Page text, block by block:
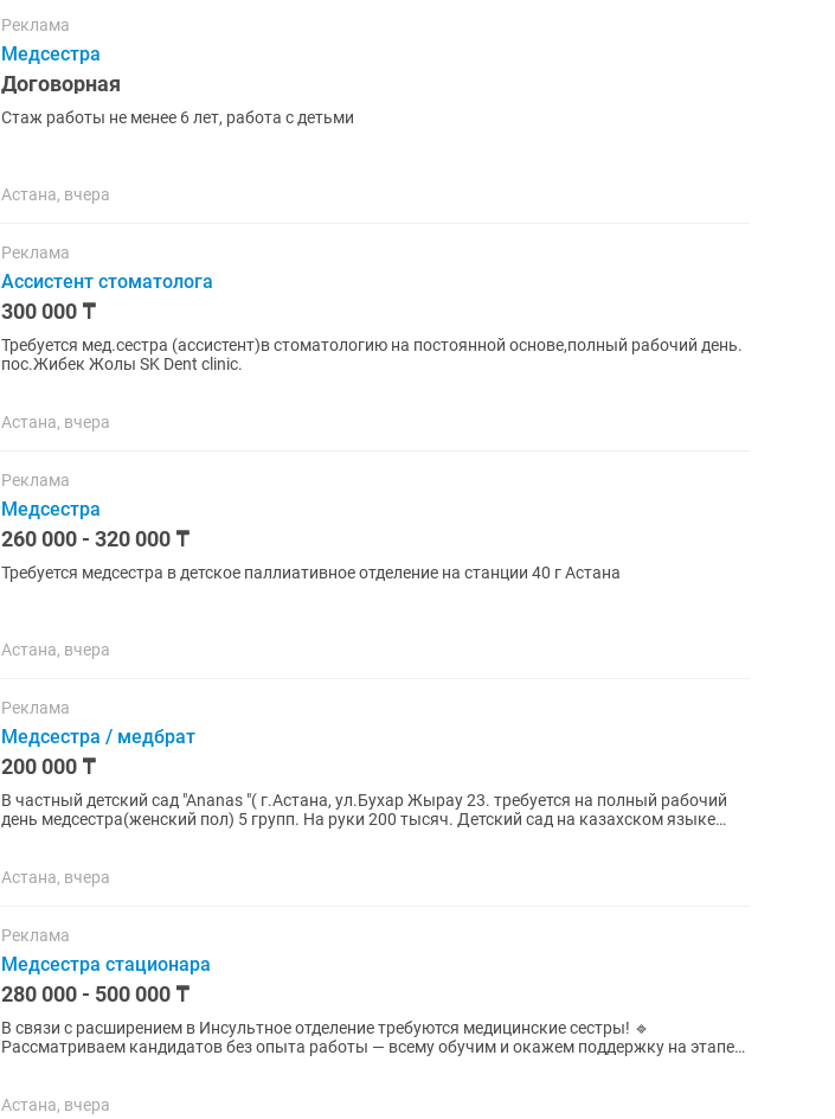
Реклама
Медсестра
Договорная
Стаж работы не менее 6 лет, работа с детьми
Астана, вчера
Реклама
Ассистент стоматолога
300 000 ₸
Требуется мед.сестра (ассистент)в стоматологию на постоянной основе,полный рабочий день.
пос.Жибек Жолы SK Dent clinic.
Астана, вчера
Реклама
Медсестра
260 000 - 320 000 ₸
Требуется медсестра в детское паллиативное отделение на станции 40 г Астана
Астана, вчера
Реклама
Медсестра / медбрат
200 000 ₸
В частный детский сад "Аnanas "( г.Астана, ул.Бухар Жырау 23. требуется на полный рабочий
день медсестра(женский пол) 5 групп. На руки 200 тысяч. Детский сад на казахском языке
Астана, вчера
Реклама
Медсестра стационара
280 000 - 500 000 ₸
В связи с расширением в Инсультное отделение требуются медицинские сестры! 🔹
Рассматриваем кандидатов без опыта работы — всему обучим и окажем поддержку на этапе
Астана, вчера